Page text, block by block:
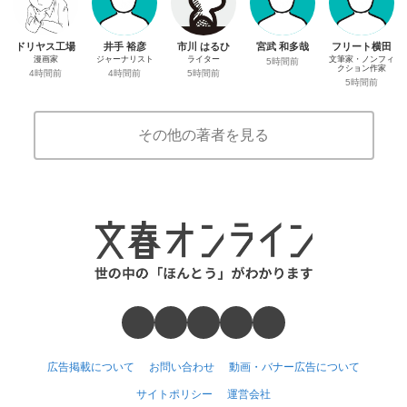
ドリヤス工場
漫画家
4時間前
井手 裕彦
ジャーナリスト
4時間前
市川 はるひ
ライター
5時間前
宮武 和多哉
5時間前
フリート横田
文筆家・ノンフィ
クション作家
5時間前
その他の著者を見る
広告掲載について お問い合わせ 動画・バナー広告について
サイトポリシー 運営会社